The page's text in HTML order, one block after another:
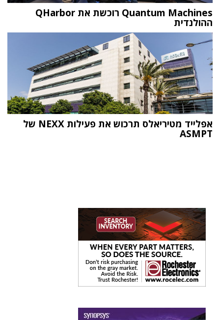
Quantum Machines רוכשת את QHarbor
ההולנדית
אפלייד מטיריאלס תרכוש את פעילות NEXX של
ASMPT